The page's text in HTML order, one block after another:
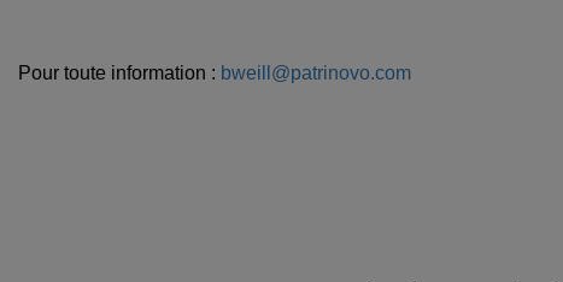
Pour toute information : bweill@patrinovo.com